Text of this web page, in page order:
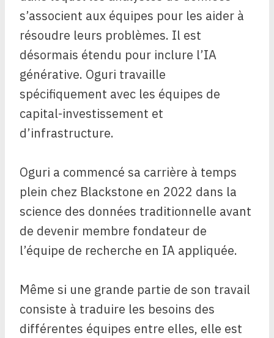
s’associent aux équipes pour les aider à
résoudre leurs problèmes. Il est
désormais étendu pour inclure l’IA
générative. Oguri travaille
spécifiquement avec les équipes de
capital-investissement et
d’infrastructure.
Oguri a commencé sa carrière à temps
plein chez Blackstone en 2022 dans la
science des données traditionnelle avant
de devenir membre fondateur de
l’équipe de recherche en IA appliquée.
Même si une grande partie de son travail
consiste à traduire les besoins des
différentes équipes entre elles, elle est